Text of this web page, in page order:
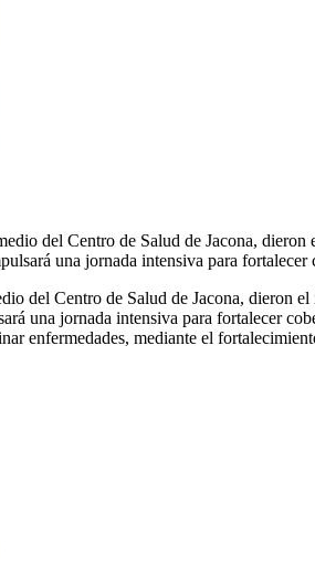
del Centro de Salud de Jacona,
una jornada intensiva para
del Centro de Salud de Jacona, dieron
una jornada intensiva para fortalecer
enfermedades, mediante el